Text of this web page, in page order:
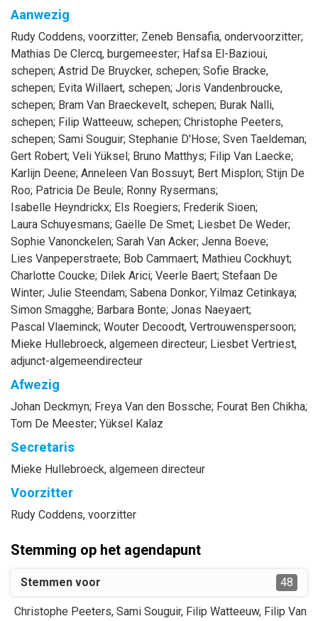
Aanwezig
Rudy Coddens, voorzitter; Zeneb Bensafia, ondervoorzitter;
Mathias De Clercq, burgemeester; Hafsa El-Bazioui,
schepen; Astrid De Bruycker, schepen; Sofie Bracke,
schepen; Evita Willaert, schepen; Joris Vandenbroucke,
schepen; Bram Van Braeckevelt, schepen; Burak Nalli,
schepen; Filip Watteeuw, schepen; Christophe Peeters,
schepen; Sami Souguir; Stephanie D'Hose; Sven Taeldeman;
Gert Robert; Veli Yüksel; Bruno Matthys; Filip Van Laecke;
Karlijn Deene; Anneleen Van Bossuyt; Bert Misplon; Stijn De
Roo; Patricia De Beule; Ronny Rysermans;
Isabelle Heyndrickx; Els Roegiers; Frederik Sioen;
Laura Schuyesmans; Gaëlle De Smet; Liesbet De Weder;
Sophie Vanonckelen; Sarah Van Acker; Jenna Boeve;
Lies Vanpeperstraete; Bob Cammaert; Mathieu Cockhuyt;
Charlotte Coucke; Dilek Arici; Veerle Baert; Stefaan De
Winter; Julie Steendam; Sabena Donkor; Yilmaz Cetinkaya;
Simon Smagghe; Barbara Bonte; Jonas Naeyaert;
Pascal Vlaeminck; Wouter Decoodt, Vertrouwenspersoon;
Mieke Hullebroeck, algemeen directeur; Liesbet Vertriest,
adjunct-algemeendirecteur
Afwezig
Johan Deckmyn; Freya Van den Bossche; Fourat Ben Chikha;
Tom De Meester; Yüksel Kalaz
Secretaris
Mieke Hullebroeck, algemeen directeur
Voorzitter
Rudy Coddens, voorzitter
Stemming op het agendapunt
Stemmen voor 48
Christophe Peeters, Sami Souguir, Filip Watteeuw, Filip Van